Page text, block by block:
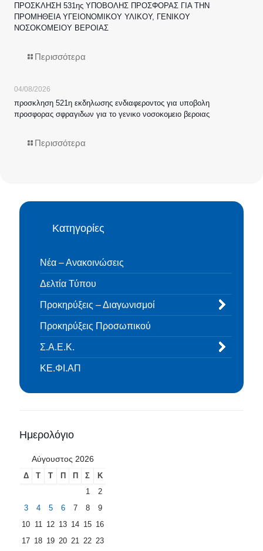
ΠΡΟΣΚΛΗΣΗ 531ης ΥΠΟΒΟΛΗΣ ΠΡΟΣΦΟΡΑΣ ΓΙΑ ΤΗΝ
ΠΡΟΜΗΘΕΙΑ ΥΓΕΙΟΝΟΜΙΚΟΥ ΥΛΙΚΟΥ, ΓΕΝΙΚΟΥ
ΝΟΣΟΚΟΜΕΙΟΥ ΒΕΡΟΙΑΣ
Περισσότερα
04/08/2026
προσκληση 521η εκδηλωσης ενδιαφεροντος για υποβολη
προσφορας σφραγιδων για το γενικο νοσοκομειο βεροιας
Περισσότερα
Κατηγορίες
Νέα – Ανακοινώσεις
Δελτία Τύπου
Προκηρύξεις – Διαγωνισμοί
Προκηρύξεις Προσωπικού
Σ.Α.Ε.Κ.
ΚΕ.ΦΙ.ΑΠ
Ημερολόγιο
Αύγουστος 2026
Δ Τ Τ Π Π Σ
Κ
1
2
3
4 5 6 7 8
9
10 11 12 13 14 15 16
17 18 19 20 21 22 23